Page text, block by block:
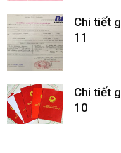
Chi tiết
11
Chi tiết
10